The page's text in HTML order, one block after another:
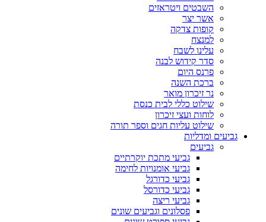
השבטים ויטראזים
אשר יצר
קופות צדקה
למנצח
עלינו לשבח
סדר קידוש לבנה
פרנס היום
ברכת השנה
נר זיכרון מואר
שילוט כללי לבית כנסת
לוחות ועצי זיכרון
שילוט עליות חגים וספר תורה
גביעים ומדליות
גביעים
גביעי מתכת יוקרתיים
גביעי אומנויות לחימה
גביעי כדורגל
גביעי כדורסל
גביעי ריצה
פסלונים וגביעים שונים